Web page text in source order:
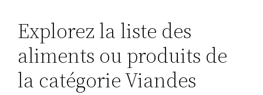
Explorez la liste des
aliments ou produits de
la catégorie Viandes